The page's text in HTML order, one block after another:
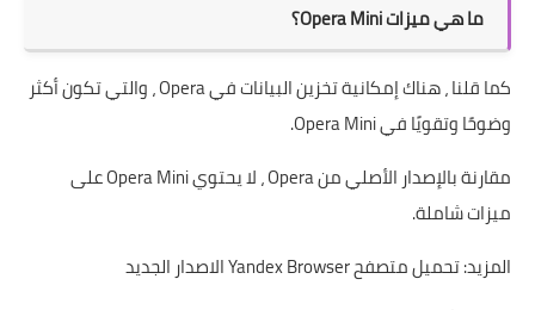
ما هي ميزات Opera Mini؟
كما قلنا ، هناك إمكانية تخزين البيانات في Opera ، والتي تكون أكثر
وضوحًا وتقويًا في Opera Mini.
مقارنة بالإصدار الأصلي من Opera ، لا يحتوي Opera Mini على
ميزات شاملة.
المزيد:تحميل متصفح Yandex Browser الاصدار الجديد